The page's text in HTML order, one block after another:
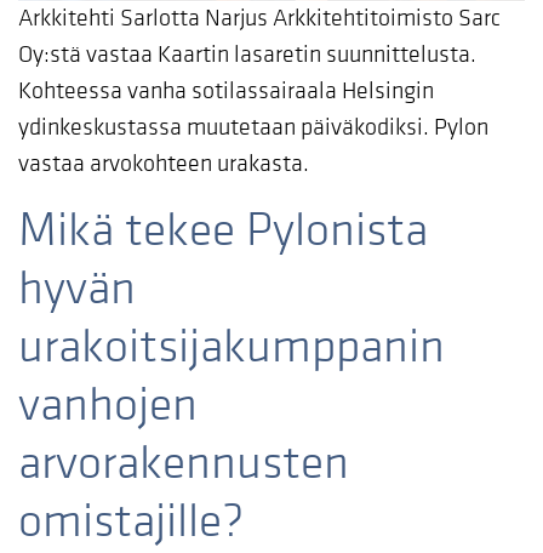
Arkkitehti Sarlotta Narjus Arkkitehtitoimisto Sarc
Oy:stä vastaa Kaartin lasaretin suunnittelusta.
Kohteessa vanha sotilassairaala Helsingin
ydinkeskustassa muutetaan päiväkodiksi. Pylon
vastaa arvokohteen urakasta.
Mikä tekee Pylonista
hyvän
urakoitsijakumppanin
vanhojen
arvorakennusten
omistajille?